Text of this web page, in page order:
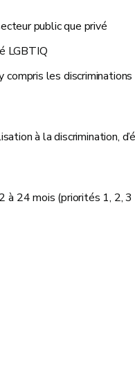
public que privé
LGBTIQ
compris les
à la discrimination,
24 mois (priorités 1,